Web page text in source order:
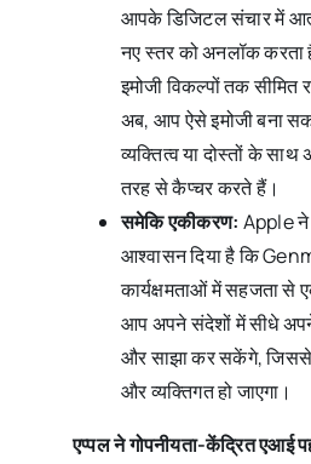
आपके डिजिटल संचार में
नए स्तर को अनलॉक
इमोजी विकल्पों तक
अब, आप ऐसे इमोजी बना
व्यक्तित्व या दोस्तों के
तरह से कैप्चर करते हैं।
समेकि एकीकरण: Apple ने
आश्वासन दिया है कि
कार्यक्षमताओं में सहजता से
आप अपने संदेशों में सीधे
और साझा कर सकेंगे,
और व्यक्तिगत हो जाएगा।
एप्पल ने गोपनीयता-केंद्रित एआई